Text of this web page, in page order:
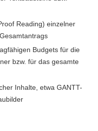
Reading) einzelner
Budgets für die
bzw. für das gesamte
Inhalte, etwa GANTT-